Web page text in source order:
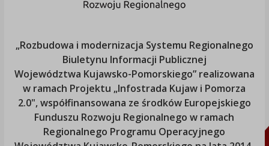
„Rozbudowa i modernizacja Systemu Regionalnego
Biuletynu Informacji Publicznej
Województwa Kujawsko-Pomorskiego” realizowana
w ramach Projektu „Infostrada Kujaw i Pomorza
2.0", współfinansowana ze środków Europejskiego
Funduszu Rozwoju Regionalnego w ramach
Regionalnego Programu Operacyjnego